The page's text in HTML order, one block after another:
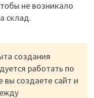
не возникало
склад.
создания
работать по
вы создаете сайт и